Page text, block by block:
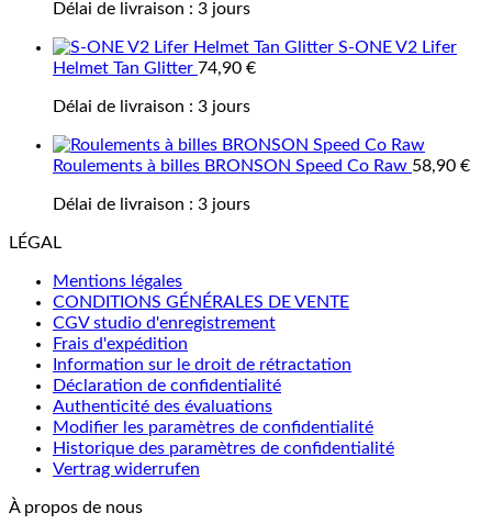
Délai de livraison : 3 jours
S-ONE V2 Lifer
Helmet Tan Glitter 74,90 €
Délai de livraison : 3 jours
Roulements à billes BRONSON Speed Co Raw 58,90 €
Délai de livraison : 3 jours
LÉGAL
Mentions légales
CONDITIONS GÉNÉRALES DE VENTE
CGV studio d'enregistrement
Frais d'expédition
Information sur le droit de rétractation
Déclaration de confidentialité
Authenticité des évaluations
Modifier les paramètres de confidentialité
Historique des paramètres de confidentialité
Vertrag widerrufen
À propos de nous